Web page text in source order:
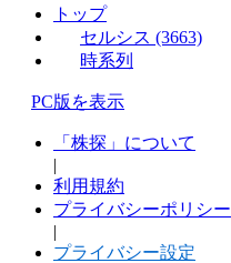
トップ
セルシス (3663)
時系列
PC版を表示
「株探」について
|
利用規約
プライバシーポリシー
|
プライバシー設定